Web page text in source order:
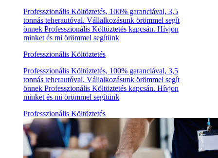
Professzionális Költöztetés, 100% garanciával, 3,5
tonnás teherautóval. Vállalkozásunk örömmel segít
önnek Professzionális Költöztetés kapcsán. Hívjon
minket és mi örömmel segítünk
Professzionális Költöztetés
Professzionális Költöztetés, 100% garanciával, 3,5
tonnás teherautóval. Vállalkozásunk örömmel segít
önnek Professzionális Költöztetés kapcsán. Hívjon
minket és mi örömmel segítünk
Professzionális Költöztetés